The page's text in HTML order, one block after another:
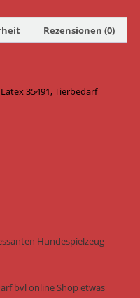
Rezensionen (0)
35491, Tierbedarf
Hundespielzeug
bvl online Shop etwas